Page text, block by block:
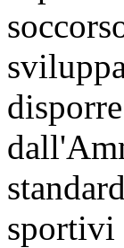
sportivi